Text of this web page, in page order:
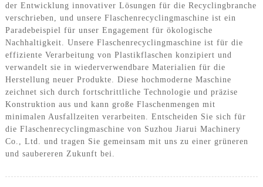
der Entwicklung innovativer Lösungen für die Recyclingbranche
verschrieben, und unsere Flaschenrecyclingmaschine ist ein
Paradebeispiel für unser Engagement für ökologische
Nachhaltigkeit. Unsere Flaschenrecyclingmaschine ist für die
effiziente Verarbeitung von Plastikflaschen konzipiert und
verwandelt sie in wiederverwendbare Materialien für die
Herstellung neuer Produkte. Diese hochmoderne Maschine
zeichnet sich durch fortschrittliche Technologie und präzise
Konstruktion aus und kann große Flaschenmengen mit
minimalen Ausfallzeiten verarbeiten. Entscheiden Sie sich für
die Flaschenrecyclingmaschine von Suzhou Jiarui Machinery
Co., Ltd. und tragen Sie gemeinsam mit uns zu einer grüneren
und saubereren Zukunft bei.